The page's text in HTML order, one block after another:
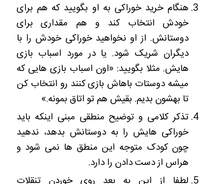
هنگام خرید خوراکی به او بگویید که هم برای
خودش انتخاب کند و هم مقداری برای
دوستانش. از او نخواهید خوراکی خودش را با
دیگران شریک شود. یا در مورد اسباب بازی
هایش. مثلا بگویید: «اون اسباب بازی هایی که
میشه دوستات باهاش بازی کنند رو انتخاب کن
تا بهشون بدیم. بقیش هم تو اتاق بمونه.»
تذکر کلامی و توضیح منطقی مبنی اینکه باید
خوراکی هایش را به دوستانش بدهد، ندهید
چون کودک متوجه این منطق ها نمی شود و
هراس از دست دادن را دارد.